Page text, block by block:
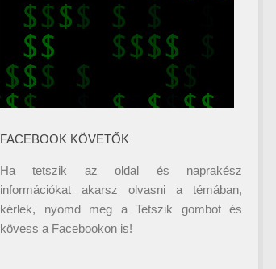
FACEBOOK KÖVETŐK
Ha tetszik az oldal és naprakész
információkat akarsz olvasni a témában,
kérlek, nyomd meg a Tetszik gombot és
kövess a Facebookon is!